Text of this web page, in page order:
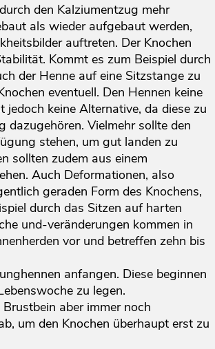
den Kalziumentzug mehr
als wieder aufgebaut werden,
auftreten. Der Knochen
Kommt es zum Beispiel durch
der Henne auf eine Sitzstange zu
eventuell. Den Hennen keine
jedoch keine Alternative, da diese zu
dazugehören. Vielmehr sollte den
stehen, um gut landen zu
sollten zudem aus einem
Auch Deformationen, also
geraden Form des Knochens,
durch das Sitzen auf harten
und-veränderungen kommen in
vor und betreffen zehn bis
anfangen. Diese beginnen
zu legen.
aber immer noch
um den Knochen überhaupt erst zu